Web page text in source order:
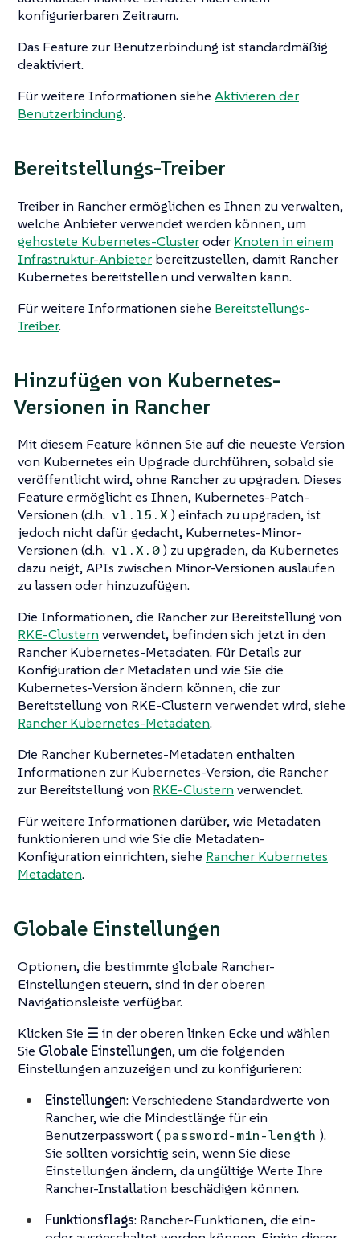
konfigurierbaren Zeitraum.
Das Feature zur Benutzerbindung ist standardmäßig
deaktiviert.
Für weitere Informationen siehe Aktivieren der
Benutzerbindung.
Bereitstellungs-Treiber
Treiber in Rancher ermöglichen es Ihnen zu verwalten,
welche Anbieter verwendet werden können, um
gehostete Kubernetes-Clusteroder Knoten in einem
Infrastruktur-Anbieter bereitzustellen, damit Rancher
Kubernetes bereitstellen und verwalten kann.
Für weitere Informationen siehe Bereitstellungs-
Treiber.
Hinzufügen von Kubernetes-
Versionen in Rancher
Mit diesem Feature können Sie auf die neueste Version
von Kubernetes ein Upgrade durchführen, sobald sie
veröffentlicht wird, ohne Rancher zu upgraden. Dieses
Feature ermöglicht es Ihnen, Kubernetes-Patch-
Versionen (d.h. v1.15.X ) einfach zu upgraden, ist
jedoch nicht dafür gedacht, Kubernetes-Minor-
Versionen (d.h. v1.X.0) zu upgraden, da Kubernetes
dazu neigt, APIs zwischen Minor-Versionen auslaufen
zu lassen oder hinzuzufügen.
Die Informationen, die Rancher zur Bereitstellung von
RKE-Clustern verwendet, befinden sich jetzt in den
Rancher Kubernetes-Metadaten. Für Details zur
Konfiguration der Metadaten und wie Sie die
Kubernetes-Version ändern können, die zur
Bereitstellung von RKE-Clustern verwendet wird, siehe
Rancher Kubernetes-Metadaten.
Die Rancher Kubernetes-Metadaten enthalten
Informationen zur Kubernetes-Version, die Rancher
zur Bereitstellung von RKE-Clustern verwendet.
Für weitere Informationen darüber, wie Metadaten
funktionieren und wie Sie die Metadaten-
Konfiguration einrichten, siehe Rancher Kubernetes
Metadaten.
Globale Einstellungen
Optionen, die bestimmte globale Rancher-
Einstellungen steuern, sind in der oberen
Navigationsleiste verfügbar.
Klicken Sie ☰ in der oberen linken Ecke und wählen
Sie Globale Einstellungen, um die folgenden
Einstellungen anzuzeigen und zu konfigurieren:
Einstellungen: Verschiedene Standardwerte von
Rancher, wie die Mindestlänge für ein
Benutzerpasswort ( password-min-length ).
Sie sollten vorsichtig sein, wenn Sie diese
Einstellungen ändern, da ungültige Werte Ihre
Rancher-Installation beschädigen können.
Funktionsflags: Rancher-Funktionen, die ein-